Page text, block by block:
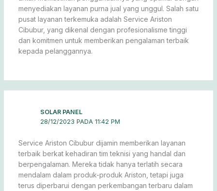
menyediakan layanan purna jual yang unggul. Salah satu
pusat layanan terkemuka adalah Service Ariston
Cibubur, yang dikenal dengan profesionalisme tinggi
dan komitmen untuk memberikan pengalaman terbaik
kepada pelanggannya.
SOLAR PANEL
28/12/2023 PADA 11:42 PM
Service Ariston Cibubur dijamin memberikan layanan
terbaik berkat kehadiran tim teknisi yang handal dan
berpengalaman. Mereka tidak hanya terlatih secara
mendalam dalam produk-produk Ariston, tetapi juga
terus diperbarui dengan perkembangan terbaru dalam